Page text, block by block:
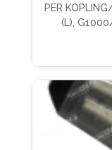
PER
(L),